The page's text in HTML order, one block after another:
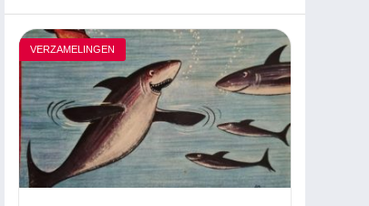
VERZAMELINGEN